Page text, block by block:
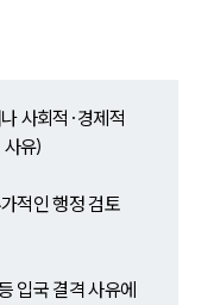
사회적·경제적
유)
적인 행정 검토
입국 결격 사유에